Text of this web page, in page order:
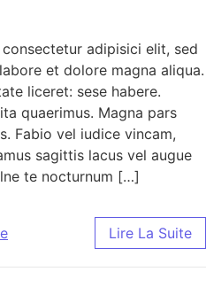
adipisici elit, sed
et dolore magna aliqua.
liceret: sese habere.
quaerimus. Magna pars
Fabio vel iudice vincam,
sagittis lacus vel augue
te nocturnum […]
Lire La Suite